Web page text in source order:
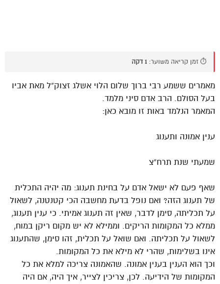
⏱️ זמן קריאה משוער: 1 דקה
מאמרים ששמע רבי ברוך שלום הלוי אשלג זצוק”ל מאת אביו
בעל הסולם. הרב אדם סיני מלמד.
המאמר הנלמד באות זו מובא כאן:
ענין אמונה ותענוג
שמעתי שנת תרח”צ
שאף פעם לא ישאל אדם על בחינת תענוג: מה יהיה התכלית
של תענוג הזה? ואם נופל בדעת מחשבה הכי קטנטנה, לשאול
על תכליתה, סימן לדבר, שאין זה תענוג אמיתי. כי ענין תענוג,
ממלא כל המקומות הריקים. וממילא לא יש מקום ריקן במוח,
לשאול על תכליתה. ואם שואל על תכלית, זהו סימן, שהתענוג
אינו בשלימות, שהרי לא מילא את כל המקומות.
וכך הוא הענין בענין אמונה. שהאמונה צריכה למלא את כל
המקומות של הידיעה. לכן, צריכין לצייר, איך היה, אם היה